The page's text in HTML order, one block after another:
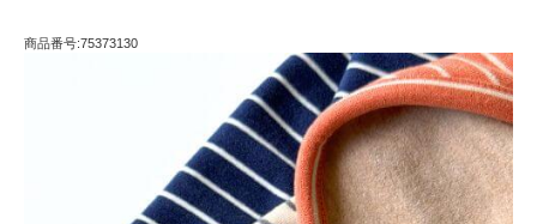
商品番号:75373130